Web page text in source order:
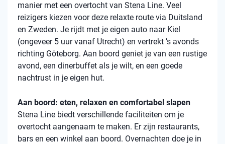
manier met een overtocht van Stena Line. Veel
reizigers kiezen voor deze relaxte route via Duitsland
en Zweden. Je rijdt met je eigen auto naar Kiel
(ongeveer 5 uur vanaf Utrecht) en vertrekt ’s avonds
richting Göteborg. Aan boord geniet je van een rustige
avond, een dinerbuffet als je wilt, en een goede
nachtrust in je eigen hut.
Aan boord: eten, relaxen en comfortabel slapen
Stena Line biedt verschillende faciliteiten om je
overtocht aangenaam te maken. Er zijn restaurants,
bars en een winkel aan boord. Overnachten doe je in